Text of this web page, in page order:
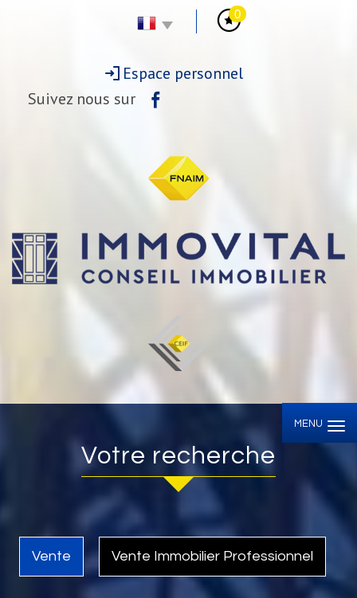
0
Espace personnel
Suivez nous sur
MENU
Votre recherche
Vente Vente Immobilier Professionnel